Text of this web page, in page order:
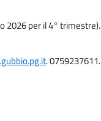
2026 per il 4° trimestre).
. 0759237611.